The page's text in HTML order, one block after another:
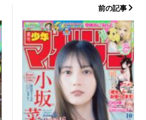
前の記事